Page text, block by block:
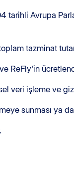
tarihli Avrupa
tazminat
ReFly'in
veri işleme ve
sunması ya